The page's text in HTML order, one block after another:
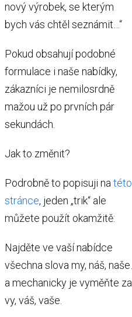
nový výrobek, se kterým
bych vás chtěl seznámit…“
Pokud obsahují podobné
formulace i naše nabídky,
zákazníci je nemilosrdně
mažou už po prvních pár
sekundách.
Jak to změnit?
Podrobně to popisuji na této
stránce, jeden „trik“ ale
můžete použít okamžitě:
Najděte ve vaší nabídce
všechna slova my, náš, naše…
a mechanicky je vyměňte za
vy, váš, vaše.